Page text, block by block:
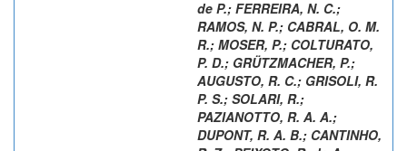
de P.; FERREIRA, N. C.;
RAMOS, N. P.; CABRAL, O. M.
R.; MOSER, P.; COLTURATO,
P. D.; GRÜTZMACHER, P.;
AUGUSTO, R. C.; GRISOLI, R.
P. S.; SOLARI, R.;
PAZIANOTTO, R. A. A.;
DUPONT, R. A. B.; CANTINHO,